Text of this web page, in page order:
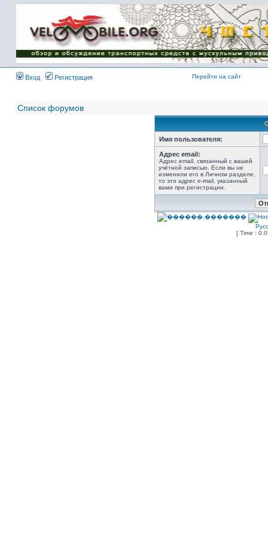
Имя пользователя:
Пароль:
{ LOG_ME_IN_SHORT
}
Вход
Регистрация Перейти на сайт
Список форумов
Имя пользователя:
Адрес email:
Адрес email, связанный с вашей
учётной записью. Если вы не
изменили его в Личном разделе,
то это адрес e-mail, указанный
вами при регистрации.
[ Time :